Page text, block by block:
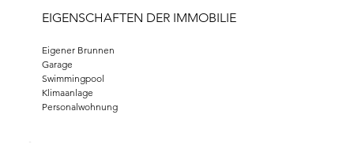
EIGENSCHAFTEN DER IMMOBILIE
Eigener Brunnen
Garage
Swimmingpool
Klimaanlage
Personalwohnung